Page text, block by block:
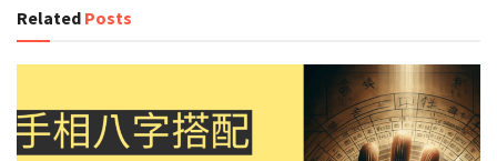
Related Posts